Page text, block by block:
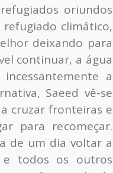
oriundos
refugiado climático,
deixando para
continuar, a água
a
Saeed vê-se
cruzar fronteiras e
para recomeçar.
de um dia voltar a
e todos os outros